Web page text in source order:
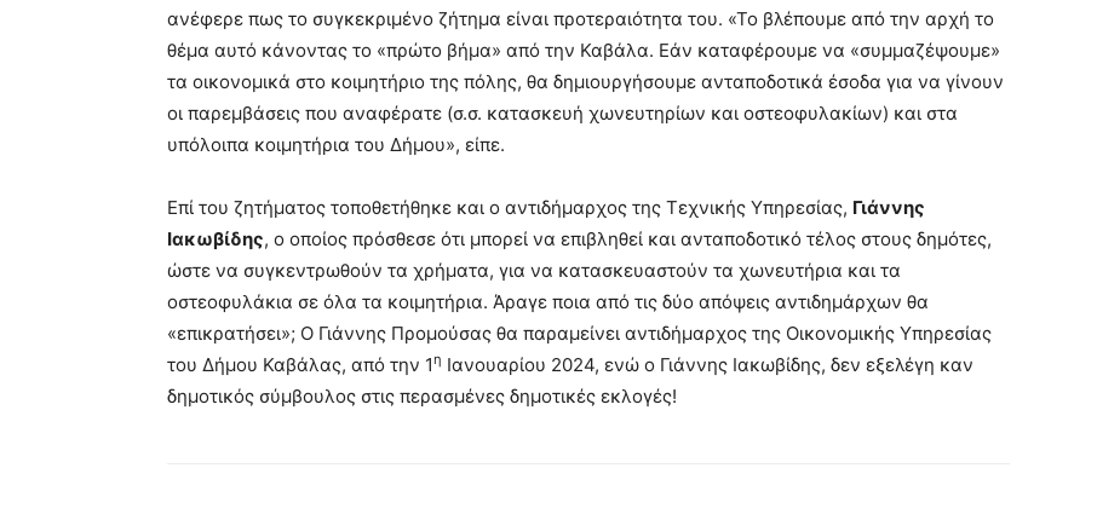
ανέφερε πως το συγκεκριμένο ζήτημα είναι προτεραιότητα του. «Το βλέπουμε από την αρχή το
θέμα αυτό κάνοντας το «πρώτο βήμα» από την Καβάλα. Εάν καταφέρουμε να «συμμαζέψουμε»
τα οικονομικά στο κοιμητήριο της πόλης, θα δημιουργήσουμε ανταποδοτικά έσοδα για να γίνουν
οι παρεμβάσεις που αναφέρατε (σ.σ. κατασκευή χωνευτηρίων και οστεοφυλακίων) και στα
υπόλοιπα κοιμητήρια του Δήμου», είπε.
Επί του ζητήματος τοποθετήθηκε και ο αντιδήμαρχος της Τεχνικής Υπηρεσίας, Γιάννης
Ιακωβίδης, ο οποίος πρόσθεσε ότι μπορεί να επιβληθεί και ανταποδοτικό τέλος στους δημότες,
ώστε να συγκεντρωθούν τα χρήματα, για να κατασκευαστούν τα χωνευτήρια και τα
οστεοφυλάκια σε όλα τα κοιμητήρια. Άραγε ποια από τις δύο απόψεις αντιδημάρχων θα
«επικρατήσει»; Ο Γιάννης Προμούσας θα παραμείνει αντιδήμαρχος της Οικονομικής Υπηρεσίας
του Δήμου Καβάλας, από την 1η Ιανουαρίου 2024, ενώ ο Γιάννης Ιακωβίδης, δεν εξελέγη καν
δημοτικός σύμβουλος στις περασμένες δημοτικές εκλογές!